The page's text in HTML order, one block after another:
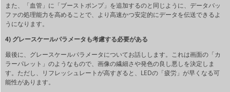
また、「血管」に「ブーストポンプ」を追加するのと同じように、データバッ
ファの処理能力を高めることで、より高速かつ安定的にデータを伝送できるよ
うになります。
4) グレースケールパラメータも考慮する必要がある
最後に、グレースケールパラメータについてお話しします。これは画面の「カ
ラーパレット」のようなもので、画像の繊細さや発色の良し悪しを決定しま
す。ただし、リフレッシュレートが高すぎると、LEDの「疲労」が早くなる可
能性があります。